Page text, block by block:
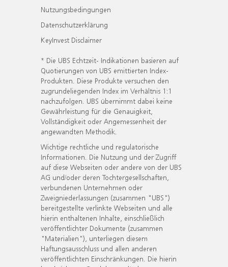
Nutzungsbedingungen
Datenschutzerklärung
KeyInvest Disclaimer
* Die UBS Echtzeit- Indikationen basieren auf
Quotierungen von UBS emittierten Index-
Produkten. Diese Produkte versuchen den
zugrundeliegenden Index im Verhältnis 1:1
nachzufolgen. UBS übernimmt dabei keine
Gewährleistung für die Genauigkeit,
Vollständigkeit oder Angemessenheit der
angewandten Methodik.
Wichtige rechtliche und regulatorische
Informationen. Die Nutzung und der Zugriff
auf diese Webseiten oder andere von der UBS
AG und/oder deren Tochtergesellschaften,
verbundenen Unternehmen oder
Zweigniederlassungen (zusammen "UBS")
bereitgestellte verlinkte Webseiten und alle
hierin enthaltenen Inhalte, einschließlich
veröffentlichter Dokumente (zusammen
"Materialien"), unterliegen diesem
Haftungsausschluss und allen anderen
veröffentlichten Einschränkungen. Die hierin